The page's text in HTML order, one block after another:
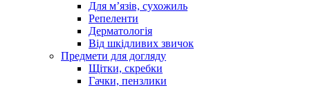
Для м’язів, сухожиль
Репеленти
Дерматологія
Від шкідливих звичок
Предмети для догляду
Щітки, скребки
Гачки, пензлики